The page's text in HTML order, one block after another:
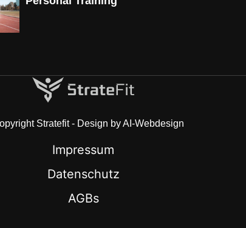
Stratefit - Design by AI-Webdesign
Impressum
Datenschutz
AGBs